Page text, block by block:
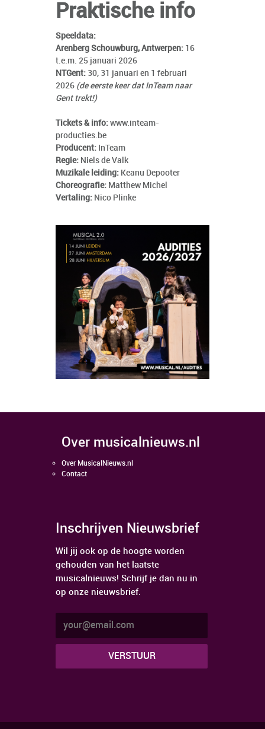
Praktische info
Speeldata:
Arenberg Schouwburg, Antwerpen: 16
t.e.m. 25 januari 2026
NTGent: 30, 31 januari en 1 februari
2026 (de eerste keer dat InTeam naar
Gent trekt!)
Tickets & info: www.inteam-
producties.be
Producent: InTeam
Regie: Niels de Valk
Muzikale leiding: Keanu Depooter
Choreografie: Matthew Michel
Vertaling: Nico Plinke
over musicalnieuws.nl
Over MusicalNieuws.nl
Contact
Inschrijven Nieuwsbrief
Wil jij ook op de hoogte worden
gehouden van het laatste
musicalnieuws! Schrijf je dan nu in
op onze nieuwsbrief.